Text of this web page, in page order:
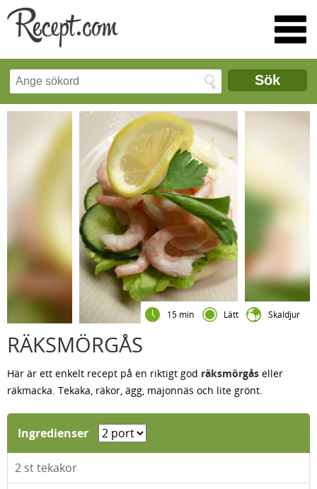
Sök
15 min Lätt Skaldjur
RÄKSMÖRGÅS
Här är ett enkelt recept på en riktigt god räksmörgås eller
räkmacka. Tekaka, räkor, ägg, majonnäs och lite grönt.
Ingredienser
2 st tekakor